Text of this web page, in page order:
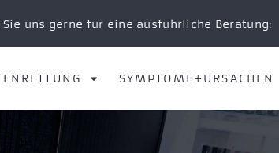
uns gerne für eine ausführliche Beratung:
SYMPTOME+URSACHEN